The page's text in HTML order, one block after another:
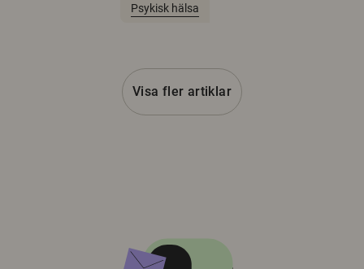
Psykisk hälsa
Visa fler artiklar